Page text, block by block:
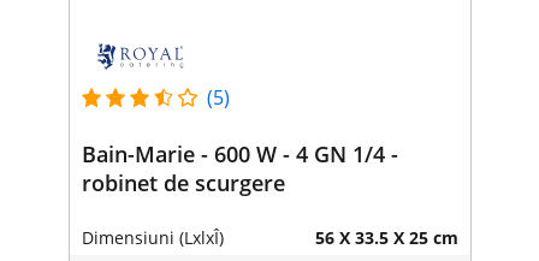
(5)
Bain-Marie - 600 W - 4 GN 1/4 -
robinet de scurgere
Dimensiuni (LxlxÎ) 56 X 33.5 X 25 cm